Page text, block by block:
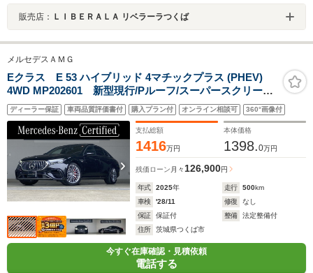
販売店： ＬＩＢＥＲＡＬＡ リベラーラつくば
メルセデスＡＭＧ
Eクラス E 53 ハイブリッド 4マチックプラス (PHEV)
4WD MP202601 新型現行/Pルーフ/スーパースクリーン/
自撮り&ビデオカメラ/スーパースクリーン/ヘッドアップ
DISP/レッドキャリパー/20インチAMGアルミ
ディーラー保証 車両品質評価書付 購入プラン付 オンライン相談可 360°画像付
支払総額
1416万円
本体価格
1398.0万円
残価ローン 月々 126,900円
年式 2025年 走行 500km
車検
'28/11 修復
なし
保証
保証付 整備
法定整備付
住所
茨城県つくば市
今すぐ在庫確認・見積依頼
電話する